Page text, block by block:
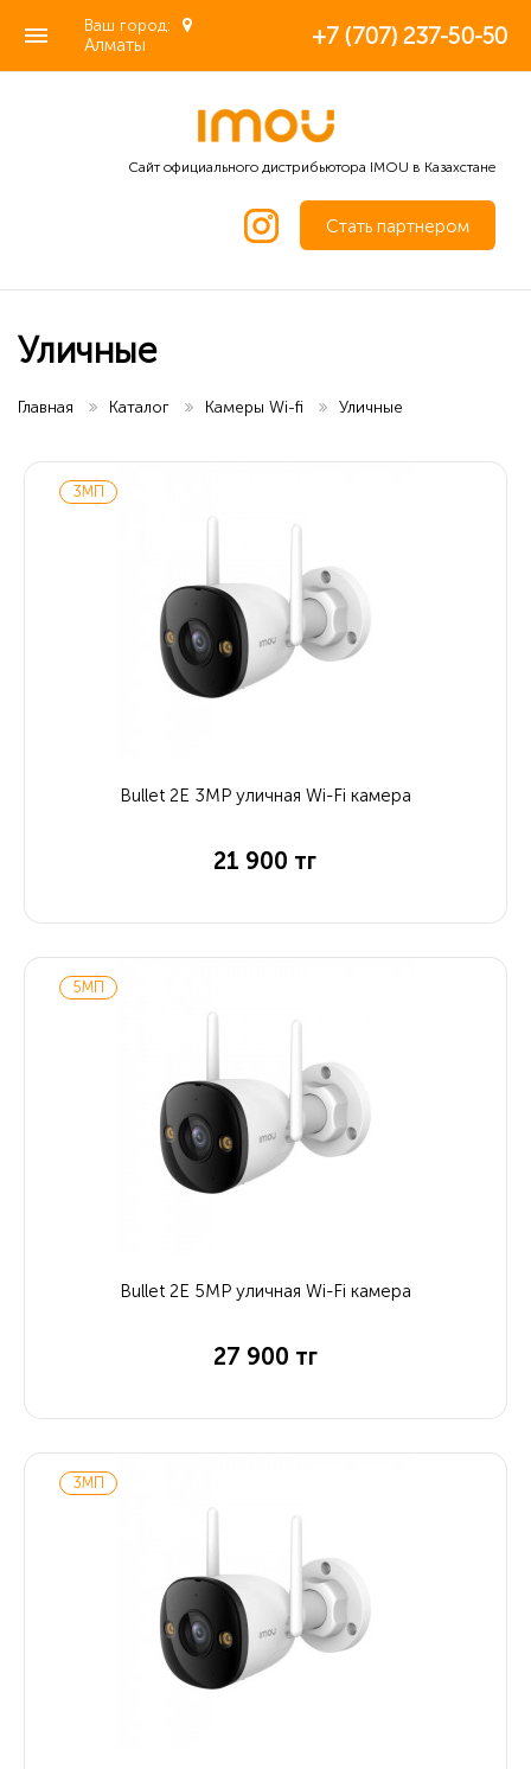
Ваш город:
Алматы +7 (707) 237-50-50
Сайт официального дистрибьютора IMOU в Казахстане
Стать партнером
Уличные
Главная Каталог Камеры Wi-fi Уличные
3МП
Bullet 2E 3MP уличная Wi-Fi камера
21 900 тг
5МП
Bullet 2E 5MP уличная Wi-Fi камера
27 900 тг
3МП